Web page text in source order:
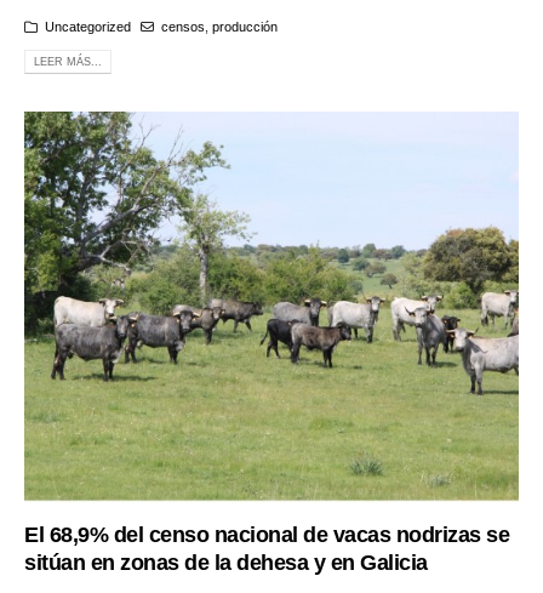
Uncategorized censos producción
LEER MÁS...
El 68,9% del censo nacional de vacas nodrizas se
sitúan en zonas de la dehesa y en Galicia